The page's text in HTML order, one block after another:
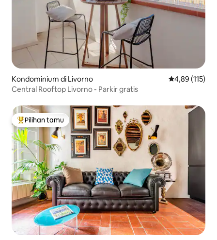
Kondominium di Livorno Nilai rata-rata
4,89 (115)
Central Rooftop Livorno - Parkir gratis
Pilihan tamu terpopuler
Pilihan tamu